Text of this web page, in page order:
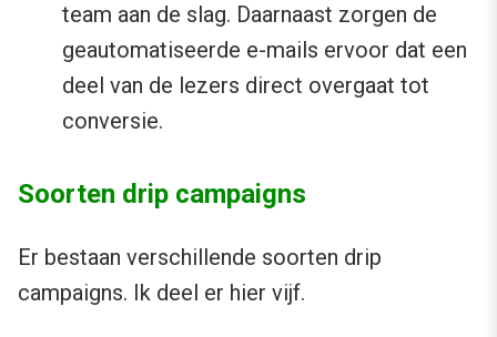
team aan de slag. Daarnaast zorgen de
geautomatiseerde e-mails ervoor dat een
deel van de lezers direct overgaat tot
conversie.
Soorten drip campaigns
Er bestaan verschillende soorten drip
campaigns. Ik deel er hier vijf.